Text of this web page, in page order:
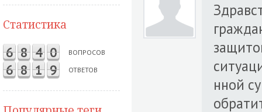
Статистика
6 8 4 0 ВОПРОСОВ
6 8 1 9 ОТВЕТОВ
нной